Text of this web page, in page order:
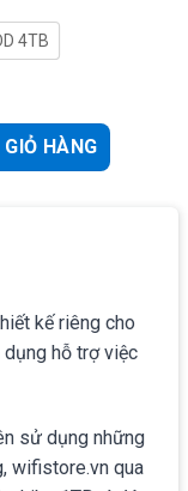
4TB
stream 1/2/4TB
HÀNG
kế riêng cho
dụng hỗ trợ việc
sử dụng những
wifistore.vn qua